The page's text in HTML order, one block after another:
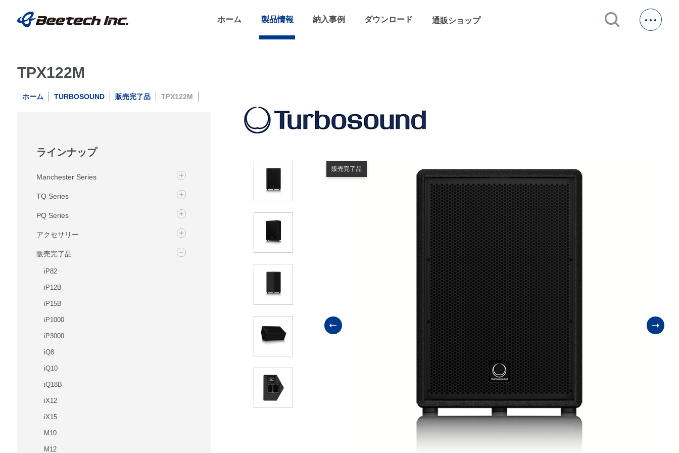
ホーム 製品情報 納入事例 ダウンロード 通販ショップopen_in_new
TPX122M
ホーム TURBOSOUND 販売完了品 TPX122M
ラインナップ
Manchester Series
TQ Series
PQ Series
アクセサリー
販売完了品
iP82
iP12B
iP15B
iP1000
iP3000
iQ8
iQ10
iQ18B
iX12
iX15
M10
M12
販売完了品